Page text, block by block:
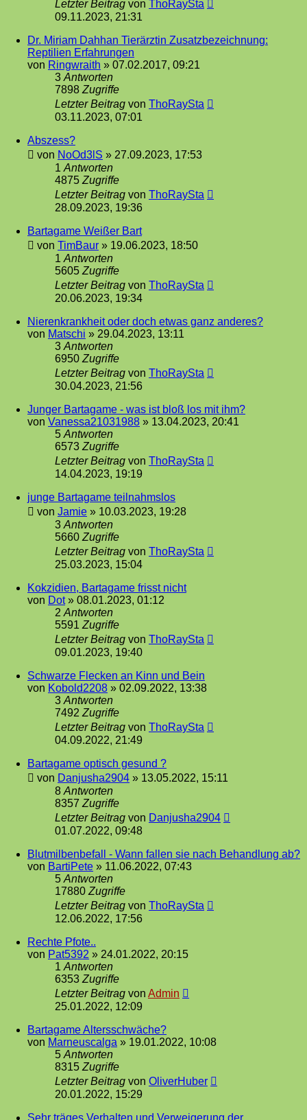
Letzter Beitrag von ThoRaySta
09.11.2023, 21:31
Dr. Miriam Dahhan Tierärztin Zusatzbezeichnung:
Reptilien Erfahrungen
von Ringwraith » 07.02.2017, 09:21
3 Antworten
7898 Zugriffe
Letzter Beitrag von ThoRaySta
03.11.2023, 07:01
Abszess?
von NoOd3lS » 27.09.2023, 17:53
1 Antworten
4875 Zugriffe
Letzter Beitrag von ThoRaySta
28.09.2023, 19:36
Bartagame Weißer Bart
von TimBaur » 19.06.2023, 18:50
1 Antworten
5605 Zugriffe
Letzter Beitrag von ThoRaySta
20.06.2023, 19:34
Nierenkrankheit oder doch etwas ganz anderes?
von Matschi » 29.04.2023, 13:11
3 Antworten
6950 Zugriffe
Letzter Beitrag von ThoRaySta
30.04.2023, 21:56
Junger Bartagame - was ist bloß los mit ihm?
von Vanessa21031988 » 13.04.2023, 20:41
5 Antworten
6573 Zugriffe
Letzter Beitrag von ThoRaySta
14.04.2023, 19:19
junge Bartagame teilnahmslos
von Jamie » 10.03.2023, 19:28
3 Antworten
5660 Zugriffe
Letzter Beitrag von ThoRaySta
25.03.2023, 15:04
Kokzidien, Bartagame frisst nicht
von Dot» 08.01.2023, 01:12
2 Antworten
5591 Zugriffe
Letzter Beitrag von ThoRaySta
09.01.2023, 19:40
Schwarze Flecken an Kinn und Bein
von Kobold2208 » 02.09.2022, 13:38
3 Antworten
7492 Zugriffe
Letzter Beitrag von ThoRaySta
04.09.2022, 21:49
Bartagame optisch gesund ?
von Danjusha2904 » 13.05.2022, 15:11
8 Antworten
8357 Zugriffe
Letzter Beitrag von Danjusha2904
01.07.2022, 09:48
Blutmilbenbefall - Wann fallen sie nach Behandlung ab?
von BartiPete » 11.06.2022, 07:43
5 Antworten
17880 Zugriffe
Letzter Beitrag von ThoRaySta
12.06.2022, 17:56
Rechte Pfote..
von Pat5392 » 24.01.2022, 20:15
1 Antworten
6353 Zugriffe
Letzter Beitrag von Admin
25.01.2022, 12:09
Bartagame Altersschwäche?
von Marneuscalga » 19.01.2022, 10:08
5 Antworten
8315 Zugriffe
Letzter Beitrag von OliverHuber
20.01.2022, 15:29
Sehr träges Verhalten und Verweigerung der